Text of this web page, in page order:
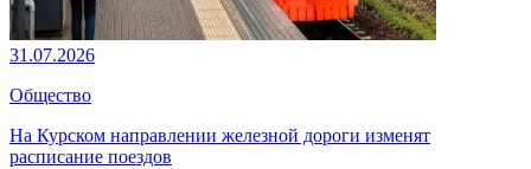
31.07.2026
Общество
На Курском направлении железной дороги изменят
расписание поездов